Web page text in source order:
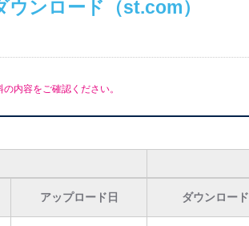
ウンロード（st.com）
内容をご確認ください。
アップロード日 ダウンロード